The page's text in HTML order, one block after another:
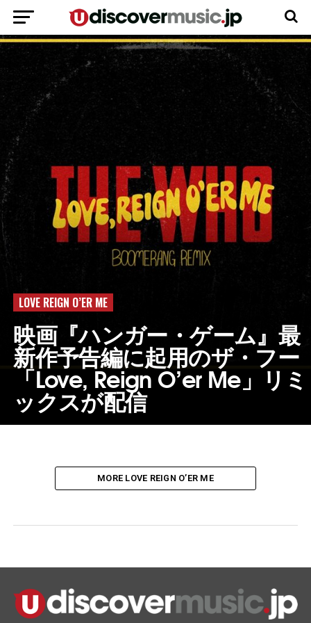
LOVE REIGN O’ER ME
映画『ハンガー・ゲーム』最
新作予告編に起用のザ・フー
「Love, Reign O’er Me」リミ
ックスが配信
MORE LOVE REIGN O’ER ME